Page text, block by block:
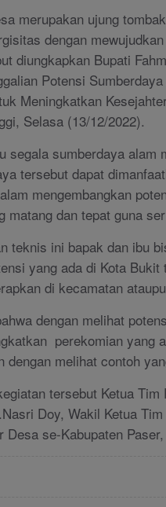
merupakan ujung
dengan
diungkapkan Bupati
Potensi
Meningkatkan
Selasa (13/12/2022).
segala sumberdaya alam
tersebut dapat
mengembangkan
matang dan tepat guna
teknis ini bapak dan ibu
yang ada di Kota
di kecamatan
dengan melihat
perekomian
dengan melihat contoh
tersebut Ketua
Doy, Wakil Ketua
Desa se-Kabupaten